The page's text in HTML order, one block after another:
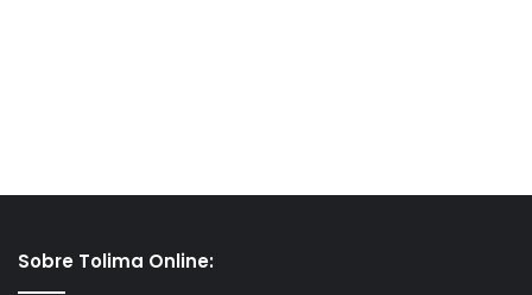
Sobre Tolima Online: